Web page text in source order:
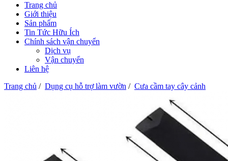
Trang chủ
Giới thiệu
Sản phẩm
Tin Tức Hữu Ích
Chính sách vận chuyển
Dịch vụ
Vận chuyển
Liên hệ
Trang chủ / Dụng cụ hỗ trợ làm vườn / Cưa cầm tay cây cảnh